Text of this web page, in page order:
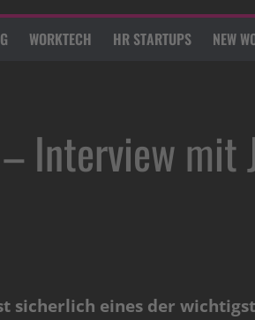
WORKTECH HR STARTUPS NEW
Interview mit
sicherlich eines der